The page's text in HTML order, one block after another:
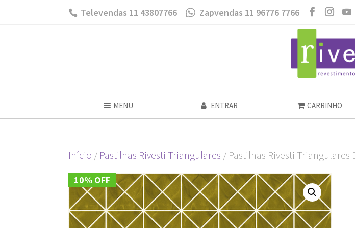
Televendas 11 43807766 Zapvendas 11 96776 7766
MENU ENTRAR CARRINHO
Início / Pastilhas Rivesti Triangulares / Pastilhas Rivesti Triangulares
10% OFF